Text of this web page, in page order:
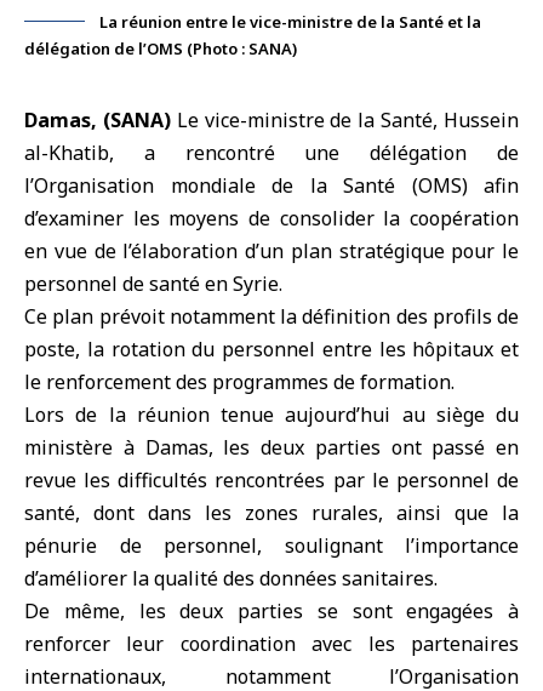
La réunion entre le vice-ministre de la Santé et la
délégation de l’OMS (Photo : SANA)
Damas, (SANA)Le vice-ministre de la Santé, Hussein
al-Khatib, a rencontré une délégation de
l’Organisation mondiale de la Santé (OMS) afin
d’examiner les moyens de consolider la coopération
en vue de l’élaboration d’un plan stratégique pour le
personnel de santé en Syrie.
Ce plan prévoit notamment la définition des profils de
poste, la rotation du personnel entre les hôpitaux et
le renforcement des programmes de formation.
Lors de la réunion tenue aujourd’hui au siège du
ministère à Damas, les deux parties ont passé en
revue les difficultés rencontrées par le personnel de
santé, dont dans les zones rurales, ainsi que la
pénurie de personnel, soulignant l’importance
d’améliorer la qualité des données sanitaires.
De même, les deux parties se sont engagées à
renforcer leur coordination avec les partenaires
internationaux, notamment l’Organisation